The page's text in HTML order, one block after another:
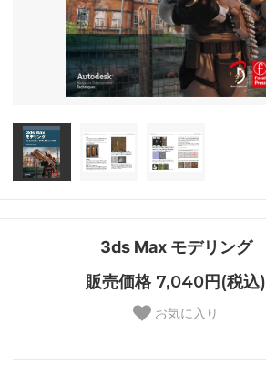
3ds Max モデリング
販売価格 7,040円(税込)
お気に入り